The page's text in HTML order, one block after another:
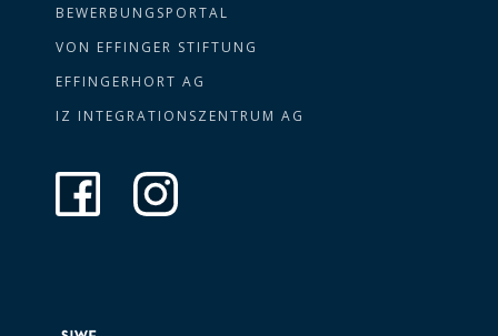
BEWERBUNGSPORTAL
VON EFFINGER STIFTUNG
EFFINGERHORT AG
IZ INTEGRATIONSZENTRUM AG